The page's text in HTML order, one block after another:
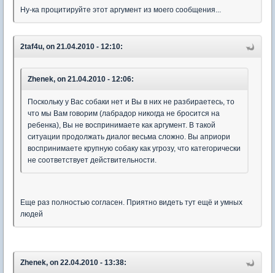
Ну-ка процитируйте этот аргумент из моего сообщения...
2taf4u, on 21.04.2010 - 12:10:
Zhenek, on 21.04.2010 - 12:06:
Поскольку у Вас собаки нет и Вы в них не разбираетесь, то
что мы Вам говорим (лабрадор никогда не бросится на
ребенка), Вы не воспринимаете как аргумент. В такой
ситуации продолжать диалог весьма сложно. Вы априори
воспринимаете крупную собаку как угрозу, что категорически
не соответствует действительности.
Еще раз полностью согласен. Приятно видеть тут ещё и умных
людей
Zhenek, on 22.04.2010 - 13:38: